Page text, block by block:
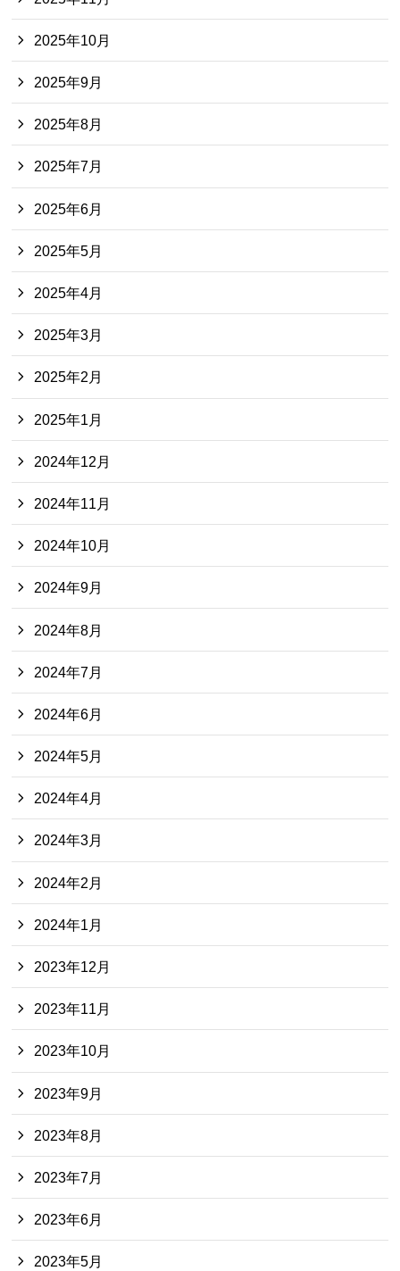
2025年10月
2025年9月
2025年8月
2025年7月
2025年6月
2025年5月
2025年4月
2025年3月
2025年2月
2025年1月
2024年12月
2024年11月
2024年10月
2024年9月
2024年8月
2024年7月
2024年6月
2024年5月
2024年4月
2024年3月
2024年2月
2024年1月
2023年12月
2023年11月
2023年10月
2023年9月
2023年8月
2023年7月
2023年6月
2023年5月